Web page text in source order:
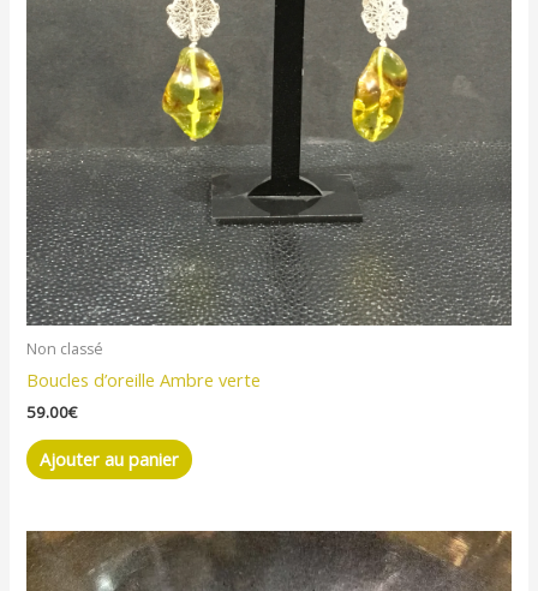
Non classé
Boucles d’oreille Ambre verte
59.00€
Ajouter au panier